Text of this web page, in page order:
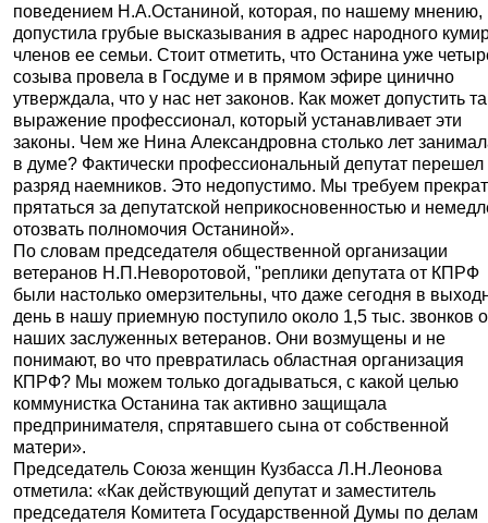
поведением Н.А.Останиной, которая, по нашему мнению,
допустила грубые высказывания в адрес народного
членов ее семьи. Стоит отметить, что Останина уже
созыва провела в Госдуме и в прямом эфире цинично
утверждала, что у нас нет законов. Как может допустить
выражение профессионал, который устанавливает эти
законы. Чем же Нина Александровна столько лет
в думе? Фактически профессиональный депутат перешел
разряд наемников. Это недопустимо. Мы требуем
прятаться за депутатской неприкосновенностью и
отозвать полномочия Останиной».
По словам председателя общественной организации
ветеранов Н.П.Неворотовой, "реплики депутата от КПРФ
были настолько омерзительны, что даже сегодня в
день в нашу приемную поступило около 1,5 тыс. звонков
наших заслуженных ветеранов. Они возмущены и не
понимают, во что превратилась областная организация
КПРФ? Мы можем только догадываться, с какой целью
коммунистка Останина так активно защищала
предпринимателя, спрятавшего сына от собственной
матери».
Председатель Союза женщин Кузбасса Л.Н.Леонова
отметила: «Как действующий депутат и заместитель
председателя Комитета Государственной Думы по делам